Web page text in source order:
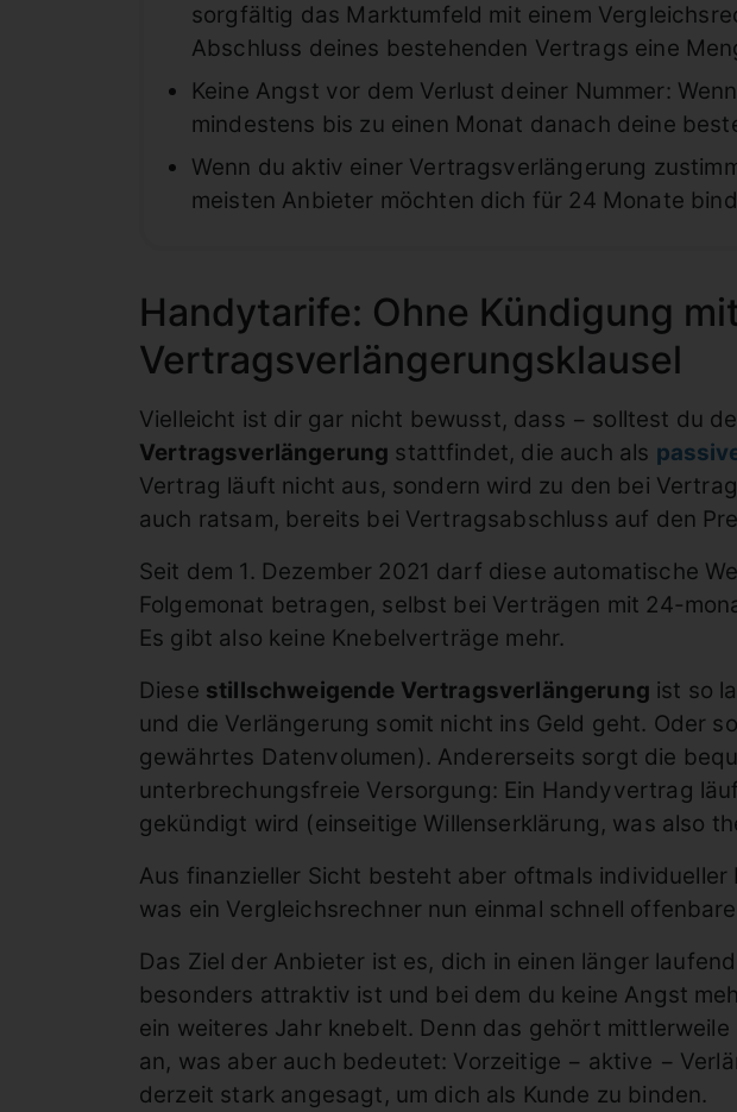
sorgfältig das Marktumfeld mit einem
Abschluss deines bestehenden Vertrags eine
Keine Angst vor dem Verlust deiner Nummer:
mindestens bis zu einen Monat danach deine
Wenn du aktiv einer Vertragsverlängerung
meisten Anbieter möchten dich für 24 Monate
Handytarife: Ohne Kündigung
Vertragsverlängerungsklausel
Vielleicht ist dir gar nicht bewusst, dass − solltest du
Vertragsverlängerung stattfindet, die auch als
Vertrag läuft nicht aus, sondern wird zu den bei
auch ratsam, bereits bei Vertragsabschluss auf den
Seit dem 1. Dezember 2021 darf diese automatische
Folgemonat betragen, selbst bei Verträgen mit 24-
Es gibt also keine Knebelverträge mehr.
Diese stillschweigende Vertragsverlängerung ist so
und die Verlängerung somit nicht ins Geld geht. Oder
gewährtes Datenvolumen). Andererseits sorgt die
unterbrechungsfreie Versorgung: Ein Handyvertrag
gekündigt wird (einseitige Willenserklärung, was also
Aus finanzieller Sicht besteht aber oftmals
was ein Vergleichsrechner nun einmal schnell
Das Ziel der Anbieter ist es, dich in einen länger
besonders attraktiv ist und bei dem du keine Angst
ein weiteres Jahr knebelt. Denn das gehört
an, was aber auch bedeutet: Vorzeitige − aktive −
derzeit stark angesagt, um dich als Kunde zu binden.